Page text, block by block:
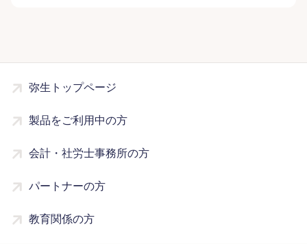
弥生トップページ
製品をご利用中の方
会計・社労士事務所の方
パートナーの方
教育関係の方